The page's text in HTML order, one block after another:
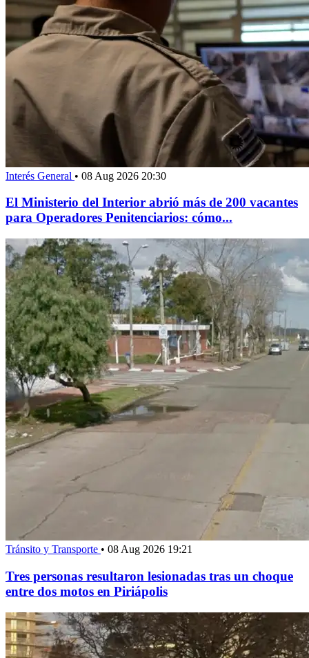
Interés General • 08 Aug 2026 20:30
El Ministerio del Interior abrió más de 200 vacantes
para Operadores Penitenciarios: cómo...
Tránsito y Transporte • 08 Aug 2026 19:21
Tres personas resultaron lesionadas tras un choque
entre dos motos en Piriápolis